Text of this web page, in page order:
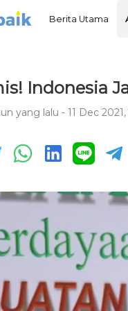
Berita Utama
Indonesia
yang lalu - 11 Dec